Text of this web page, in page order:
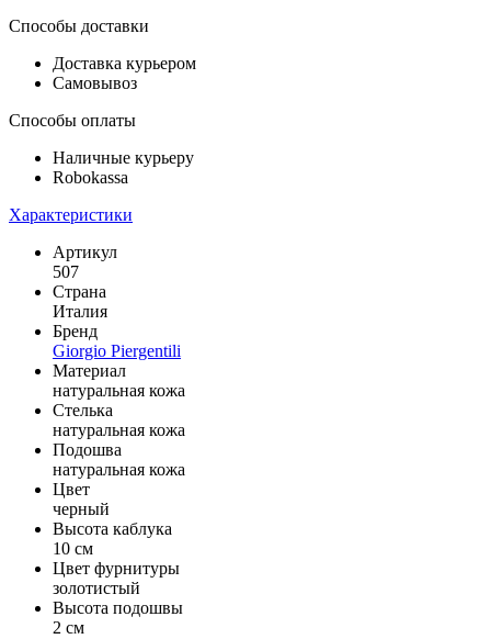
Способы доставки
Доставка курьером
Самовывоз
Способы оплаты
Наличные курьеру
Robokassa
Характеристики
Артикул
507
Страна
Италия
Бренд
Giorgio Piergentili
Материал
натуральная кожа
Стелька
натуральная кожа
Подошва
натуральная кожа
Цвет
черный
Высота каблука
10 см
Цвет фурнитуры
золотистый
Высота подошвы
2 см